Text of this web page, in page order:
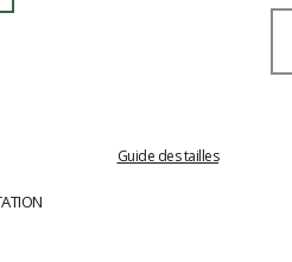
Guide des tailles